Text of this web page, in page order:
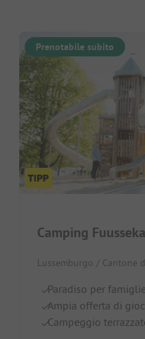
Prenotabile subito
Camping
Lussemburgo / Cantone
Paradiso per
Ampia offerta di
Campeggio